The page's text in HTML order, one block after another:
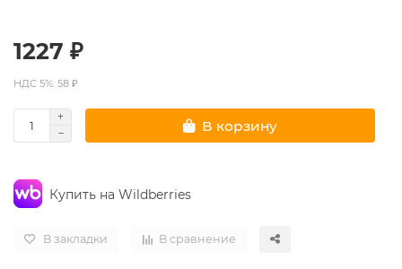
1227 ₽
НДС 5%: 58 ₽
В корзину
Купить на Wildberries
В закладки В сравнение